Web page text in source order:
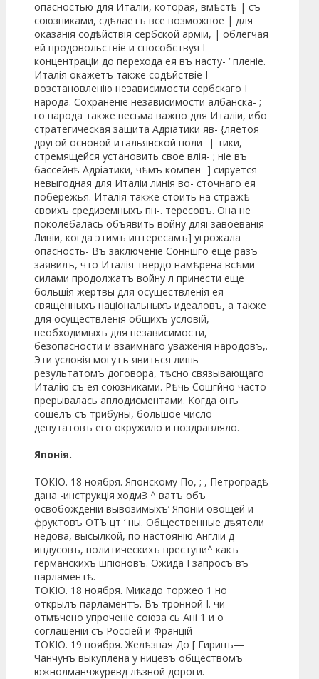
опасностью для Италіи, которая, вмѣстѣ | съ
союзниками, сдѣлаетъ все возможное | для
оказанія содѣйствія сербской арміи, | облегчая
ей продовольствіе и способствуя I
концентраціи до перехода ея въ насту- ‘ пленіе.
Италія окажетъ также содѣйствіе I
возстановленію независимости сербскаго I
народа. Сохраненіе независимости албанска- ;
го народа также весьма важно для Италіи, ибо
стратегическая защита Адріатики яв- {ляетоя
другой основой итальянской поли- | тики,
стремящейся установить свое влія- ; ніе въ
бассейнѣ Адріатики, чѣмъ компен- ] сируется
невыгодная для Италіи линія во- сточнаго ея
побережья. Италія также стоить на стражѣ
своихъ средиземныхъ пн-. тересовъ. Она не
поколебалась объявить войну дляі завоеванія
Ливіи, когда этимъ интересамъ] угрожала
опасность- Въ заключеніе Сонншго еще разъ
заявилъ, что Италія твердо намѣрена всѣми
силами продолжатъ войну л принести еще
большія жертвы для осуществленія ея
священныхъ національныхъ идеаловъ, а также
для осуществленія общихъ условій,
необходимыхъ для независимости,
безопасности и взаимнаго уваженія народовъ,.
Эти условія могутъ явиться лишь
результатомъ договора, тѣсно связывающаго
Италію съ ея союзниками. Рѣчь Сошгйно часто
прерывалась аплодисментами. Когда онъ
сошелъ съ трибуны, большое число
депутатовъ его окружило и поздравляло.
Японія.
ТОКІО. 18 ноября. Японскому По, ; , Петроградѣ
дана -инструкція ходмЗ ^ ватъ объ
освобожденіи вывозимыхъ’ Японіи овощей и
фруктовъ ОТЪ цт ‘ ны. Общественные дѣятели
недова, высылкой, по настоянію Англіи д
индусовъ, политическихъ преступи^ какъ
германскихъ шпіоновъ. Ожида I запросъ въ
парламентѣ.
ТОКІО. 18 ноября. Микадо торжео 1 но
открылъ парламентъ. Въ тронной I. чи
отмѣчено упроченіе союза сь Ані 1 и о
соглашеніи съ Россіей и Францій
ТОКІО. 19 ноября. Желѣзная До [ Гиринъ—
Чанчунъ выкуплена у ницевъ обществомъ
южнолманчжуревд лѣзной дороги.